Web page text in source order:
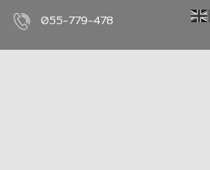
055-779-478